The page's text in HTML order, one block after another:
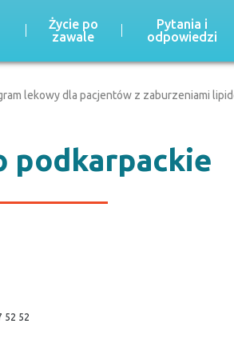
Życie po
zawale
Pytania i
odpowiedzi
lekowy dla pacjentów z zaburzeniami
podkarpackie
52 52